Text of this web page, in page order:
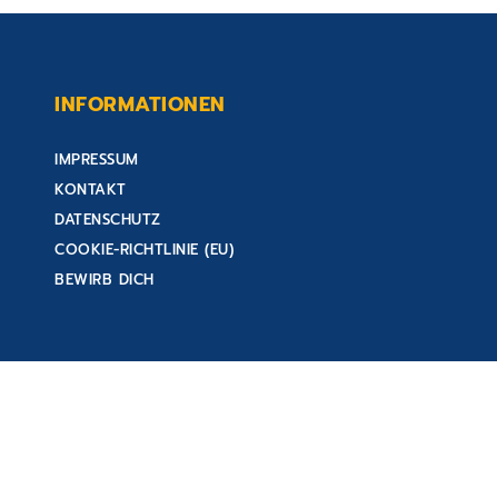
INFORMATIONEN
IMPRESSUM
KONTAKT
DATENSCHUTZ
COOKIE-RICHTLINIE (EU)
BEWIRB DICH